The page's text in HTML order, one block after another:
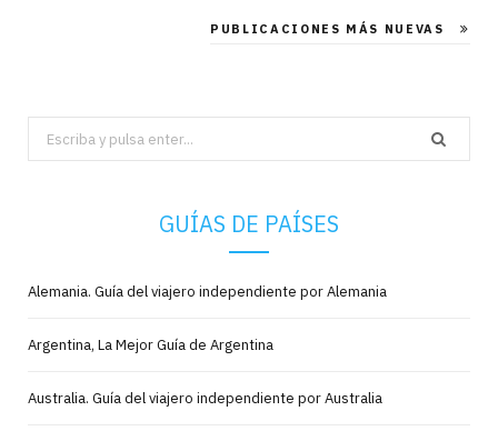
PUBLICACIONES MÁS NUEVAS
Search
for:
GUÍAS DE PAÍSES
Alemania. Guía del viajero independiente por Alemania
Argentina, La Mejor Guía de Argentina
Australia. Guía del viajero independiente por Australia